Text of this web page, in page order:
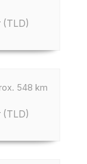
(TLD)
548 km
(TLD)